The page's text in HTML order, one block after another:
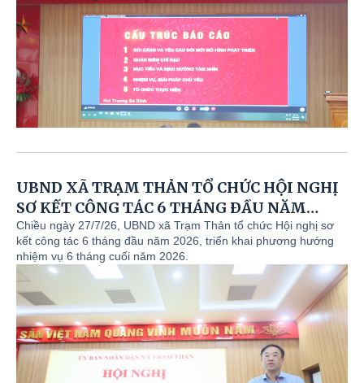
UBND XÃ TRẠM THẢN TỔ CHỨC HỘI NGHỊ
SƠ KẾT CÔNG TÁC 6 THÁNG ĐẦU NĂM
2026, PHƯƠNG HƯỚNG NHIỆM VỤ 6
THÁNG CUỐI NĂM 2026
Chiều ngày 27/7/26, UBND xã Trạm Thản tổ chức Hội nghị sơ
kết công tác 6 tháng đầu năm 2026, triển khai phương hướng
nhiệm vụ 6 tháng cuối năm 2026.